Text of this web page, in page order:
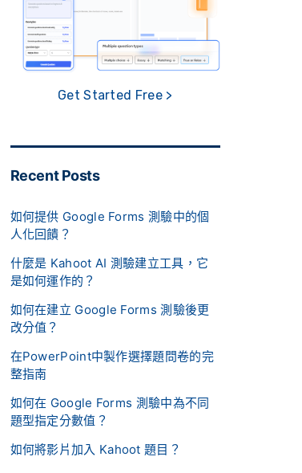
Get Started Free >
Recent Posts
如何提供 Google Forms 測驗中的個
人化回饋？
什麼是 Kahoot AI 測驗建立工具，它
是如何運作的？
如何在建立 Google Forms 測驗後更
改分值？
在PowerPoint中製作選擇題問卷的完
整指南
如何在 Google Forms 測驗中為不同
題型指定分數值？
如何將影片加入 Kahoot 題目？